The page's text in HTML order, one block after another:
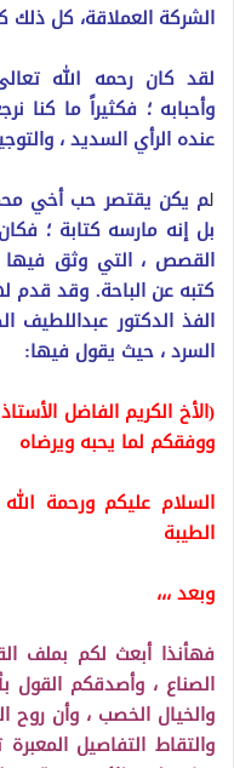
الشركة العملاقة، كل ذلك
لقد كان رحمه الله
وأحبابه ؛ فكثيراً ما كنا
عنده الرأي السديد ،
لم يكن يقتصر حب أخي
بل إنه مارسه كتابة ؛
القصص ، التي وثق فيها
كتبه عن الباحة. وقد قدم
الفذ الدكتور
السرد ، حيث يقول فيها:
(الأخ الكريم الفاضل
ووفقكم لما يحبه ويرضاه
السلام عليكم ورحمة الله
الطيبة
وبعد ،،،
فهأنذا أبعث لكم بملف
الصناع ، وأصدقكم القول
والخيال الخصب ، وأن روح
والتقاط التفاصيل